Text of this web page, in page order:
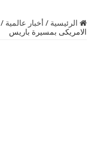
الرئيسية / أخبار عالمية /
الامريكى بمسيرة باريس